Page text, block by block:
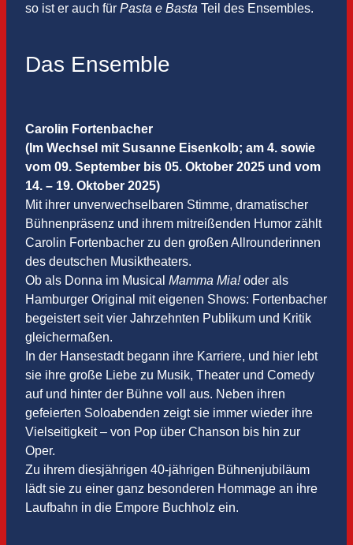
so ist er auch für Pasta e Basta Teil des Ensembles.
Das Ensemble
Carolin Fortenbacher
(Im Wechsel mit Susanne Eisenkolb; am 4. sowie
vom 09. September bis 05. Oktober 2025 und vom
14. – 19. Oktober 2025)
Mit ihrer unverwechselbaren Stimme, dramatischer
Bühnenpräsenz und ihrem mitreißenden Humor zählt
Carolin Fortenbacher zu den großen Allrounderinnen
des deutschen Musiktheaters.
Ob als Donna im Musical Mamma Mia!oder als
Hamburger Original mit eigenen Shows: Fortenbacher
begeistert seit vier Jahrzehnten Publikum und Kritik
gleichermaßen.
In der Hansestadt begann ihre Karriere, und hier lebt
sie ihre große Liebe zu Musik, Theater und Comedy
auf und hinter der Bühne voll aus. Neben ihren
gefeierten Soloabenden zeigt sie immer wieder ihre
Vielseitigkeit – von Pop über Chanson bis hin zur
Oper.
Zu ihrem diesjährigen 40-jährigen Bühnenjubiläum
lädt sie zu einer ganz besonderen Hommage an ihre
Laufbahn in die Empore Buchholz ein.